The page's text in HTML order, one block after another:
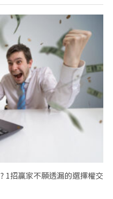
1招贏家不願透漏的選擇權交